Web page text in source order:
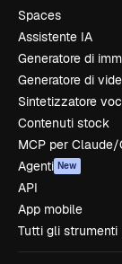
Spaces
Assistente IA
Generatore di
Generatore di
Sintetizzatore
Contenuti stock
MCP per Claude/
Agenti New
API
App mobile
Tutti gli strumenti